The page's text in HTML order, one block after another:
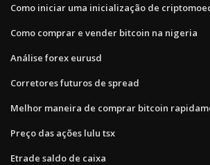
Como iniciar uma inicialização de
Como comprar e vender bitcoin na nigeria
Análise forex eurusd
Corretores futuros de spread
Melhor maneira de comprar bitcoin
Preço das ações lulu tsx
Etrade saldo de caixa